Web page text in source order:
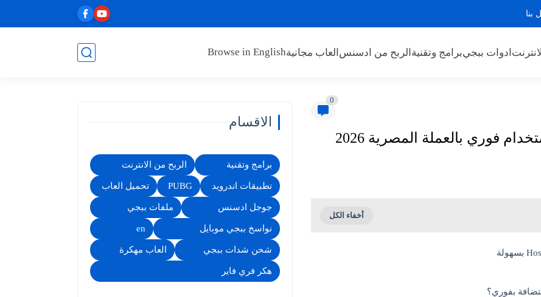
بنا
ادوات ببجيبرامج وتقنية الربح من ادسنس العاب مجانيةBrowse in English
0
فوري بالعملة المصرية 2026
الاقسام
برامج وتقنية الربح من الانترنت
تطبيقات اندرويد PUBG تحميل العاب
جوجل ادسنس ملفات ببجي
نواسخ ببجي موبايل en
شحن شدات ببجي العاب مهكرة
هكر فري فاير